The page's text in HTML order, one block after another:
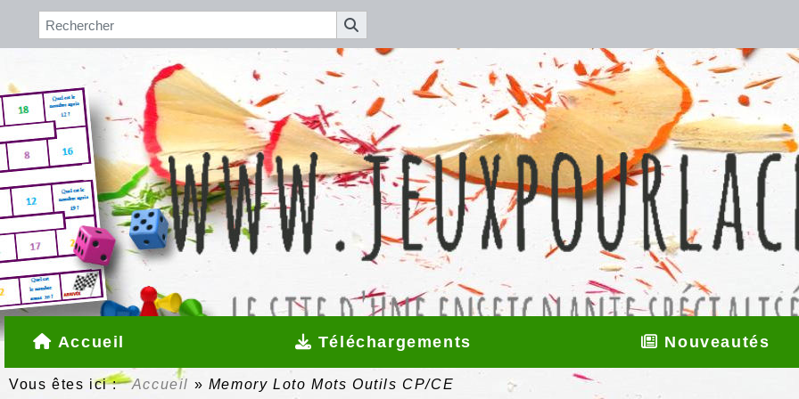
Accueil Téléchargements Nouveautés
Vous êtes ici :Accueil » Memory Loto Mots Outils CP/CE